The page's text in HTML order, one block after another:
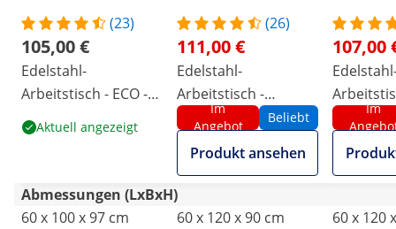
(23)
105,00 €
Edelstahl-
Arbeitstisch - ECO -
100 x 60 cm - 250 kg -
Aufkantung - Royal
Aktuell angezeigt
(26)
111,00 €
Edelstahl-
Arbeitstisch -
PREMIUM - 120 x 60
cm - 210 kg -
klappbar - Royal
Im
Angebot
Beliebt
Produkt ansehen
107,00
120 x
Catering
Im
Abmessungen (LxBxH)
60 x 100 x 97 cm
60 x 120 x 90 cm
60 x 120